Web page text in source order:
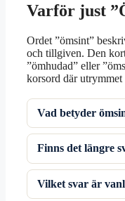
Varför just
Ordet ”ömsint”
och tillgiven. Den
”ömhudad” eller
korsord där utrymmet
Vad betyder
Finns det längre
Vilket svar är